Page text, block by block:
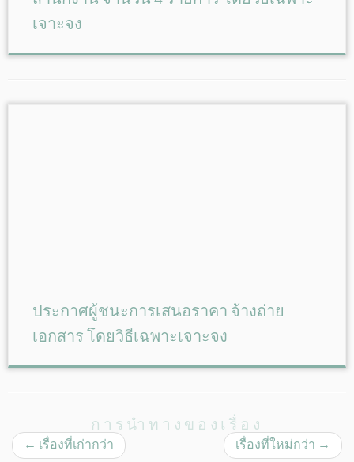
เจาะจง
ประกาศผู้ชนะการเสนอราคา จ้างถ่าย
เอกสาร โดยวิธีเฉพาะเจาะจง
การนำทางของเรื่อง
← เรื่องที่เก่ากว่า เรื่องที่ใหม่กว่า →